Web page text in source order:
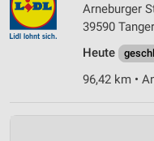
Arneburger
39590
Heute
96,42 km •